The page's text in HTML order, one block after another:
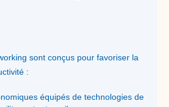
sont conçus pour favoriser la
:
équipés de technologies de